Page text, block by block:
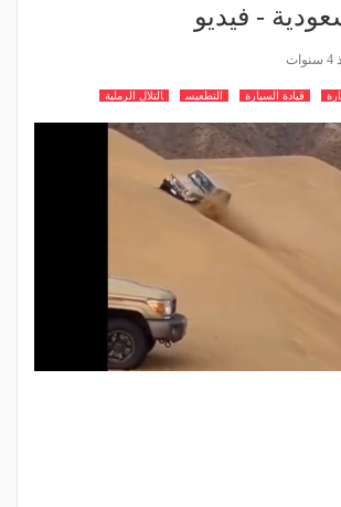
- فيديو
قيادة السيارة التطعيس التلال الرملية